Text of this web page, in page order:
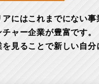
アにはこれまでにない事
ャー企業が豊富です。
見ることで新しい自分